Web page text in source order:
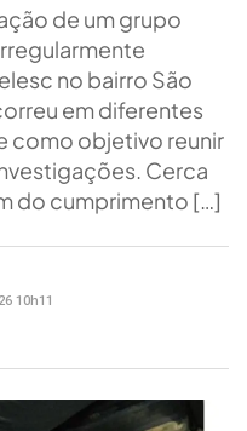
de um grupo
no bairro São
em diferentes
como objetivo reunir
Cerca
do cumprimento […]
10h11